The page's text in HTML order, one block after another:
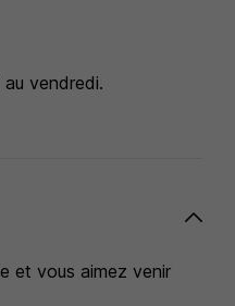
vendredi.
et vous aimez venir